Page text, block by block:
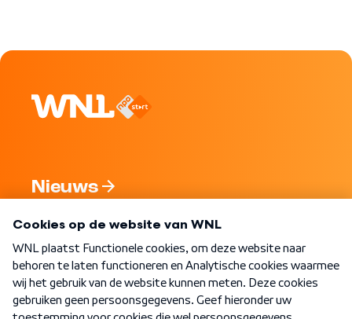
Nieuws
Nieuwsbrief
Word Lid